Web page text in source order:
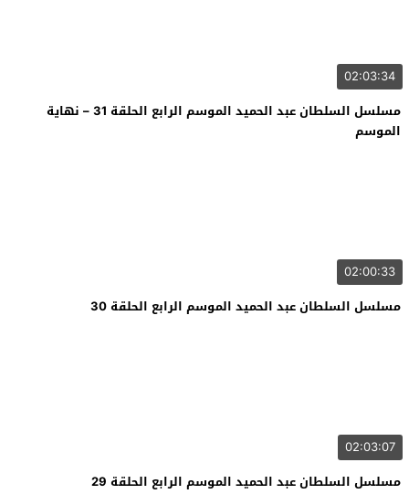
02:03:34
مسلسل السلطان عبد الحميد الموسم الرابع الحلقة 31 – نهاية
الموسم
02:00:33
مسلسل السلطان عبد الحميد الموسم الرابع الحلقة 30
02:03:07
مسلسل السلطان عبد الحميد الموسم الرابع الحلقة 29